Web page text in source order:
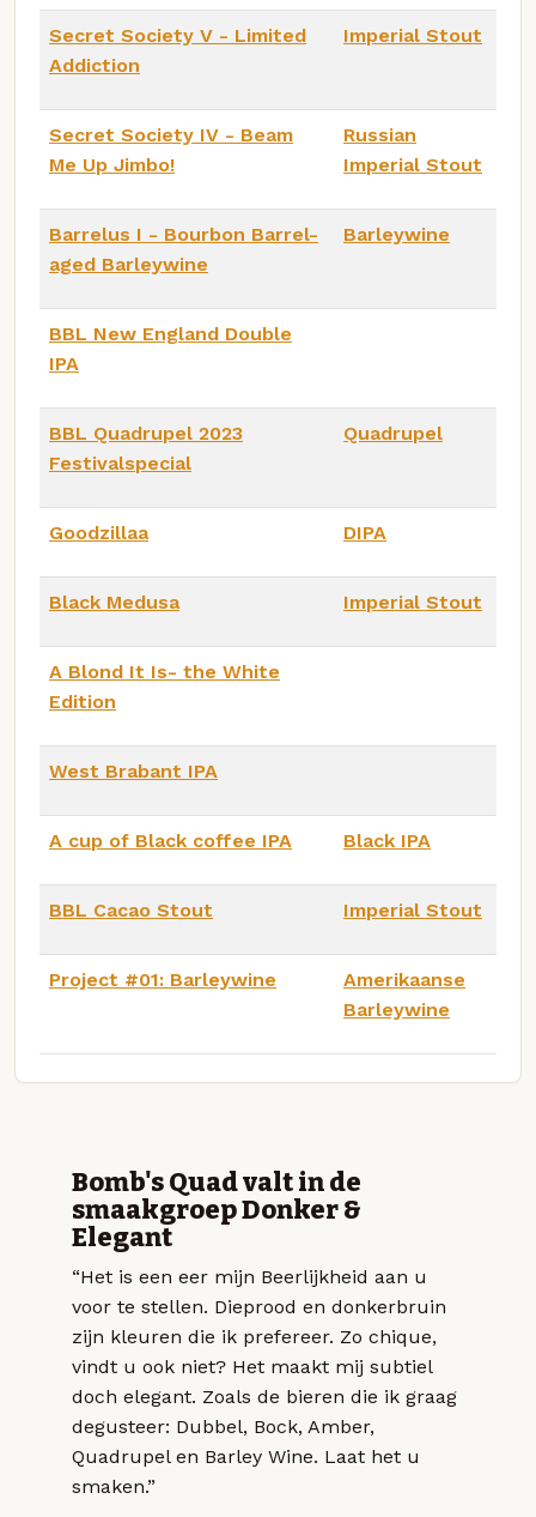
Secret Society V - Limited
Addiction
Imperial Stout
Secret Society IV - Beam
Me Up Jimbo!
Russian
Imperial Stout
Barrelus I - Bourbon Barrel-
aged Barleywine
Barleywine
BBL New England Double
IPA
BBL Quadrupel 2023
Festivalspecial
Quadrupel
Goodzillaa DIPA
Black Medusa Imperial Stout
A Blond It Is- the White
Edition
West Brabant IPA
A cup of Black coffee IPA Black IPA
BBL Cacao Stout Imperial Stout
Project #01: Barleywine
Amerikaanse
Barleywine
Bomb's Quad valt in de
smaakgroep Donker &
Elegant
“Het is een eer mijn Beerlijkheid aan u
voor te stellen. Dieprood en donkerbruin
zijn kleuren die ik prefereer. Zo chique,
vindt u ook niet? Het maakt mij subtiel
doch elegant. Zoals de bieren die ik graag
degusteer: Dubbel, Bock, Amber,
Quadrupel en Barley Wine. Laat het u
smaken.”